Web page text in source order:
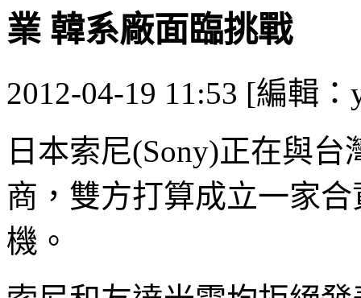
業 韓系廠面臨挑戰
2012-04-19 11:53 [編輯：
日本索尼(Sony)正在與
商，雙方打算成立一家
機。